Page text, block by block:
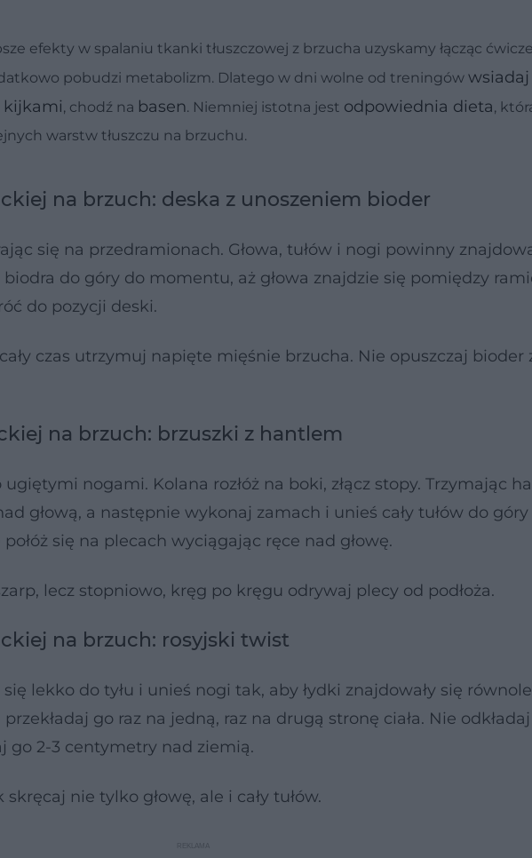
efekty w spalaniu tkanki tłuszczowej z brzucha uzyskamy łącząc
pobudzi metabolizm. Dlatego w dni wolne od treningów wsiadaj
kijkami, chodź na basen. Niemniej istotna jest odpowiednia dieta,
warstw tłuszczu na brzuchu.
na brzuch: deska z unoszeniem bioder
się na przedramionach. Głowa, tułów i nogi powinny
do góry do momentu, aż głowa znajdzie się pomiędzy
do pozycji deski.
czas utrzymuj napięte mięśnie brzucha. Nie opuszczaj bioder
na brzuch: brzuszki z hantlem
ugiętymi nogami. Kolana rozłóż na boki, złącz stopy. Trzymając
głową, a następnie wykonaj zamach i unieś cały tułów do góry
się na plecach wyciągając ręce nad głowę.
lecz stopniowo, kręg po kręgu odrywaj plecy od podłoża.
na brzuch: rosyjski twist
lekko do tyłu i unieś nogi tak, aby łydki znajdowały się
go raz na jedną, raz na drugą stronę ciała. Nie
go 2-3 centymetry nad ziemią.
nie tylko głowę, ale i cały tułów.